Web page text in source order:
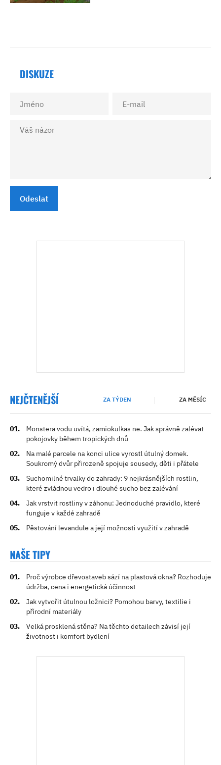
DISKUZE
Odeslat
NEJČTENĚJŠÍ ZA TÝDEN ZA MĚSÍC
Monstera vodu uvítá, zamiokulkas ne. Jak správně zalévat
pokojovky během tropických dnů
Na malé parcele na konci ulice vyrostl útulný domek.
Soukromý dvůr přirozeně spojuje sousedy, děti i přátele
Suchomilné trvalky do zahrady: 9 nejkrásnějších rostlin,
které zvládnou vedro i dlouhé sucho bez zalévání
Jak vrstvit rostliny v záhonu: Jednoduché pravidlo, které
funguje v každé zahradě
Pěstování levandule a její možnosti využití v zahradě
NAŠE TIPY
Proč výrobce dřevostaveb sází na plastová okna? Rozhoduje
údržba, cena i energetická účinnost
Jak vytvořit útulnou ložnici? Pomohou barvy, textilie i
přírodní materiály
Velká prosklená stěna? Na těchto detailech závisí její
životnost i komfort bydlení